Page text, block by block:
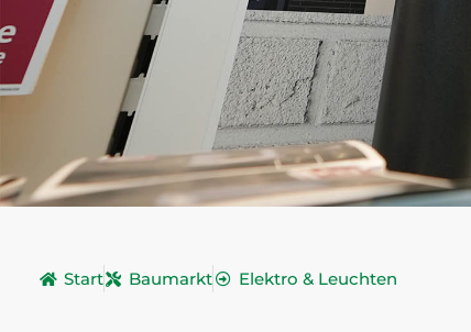
Start Baumarkt Elektro & Leuchten